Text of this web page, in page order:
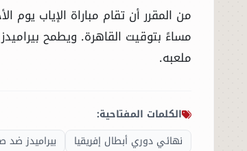
الاقتصاد
الصباح الرياضي
الفنون
مساءً بتوقيت القاهرة. ويطمح
ملعبه.
الكلمات المفتاحية:
نهائي دوري أبطال إفريقيا
بيراميدز ضد